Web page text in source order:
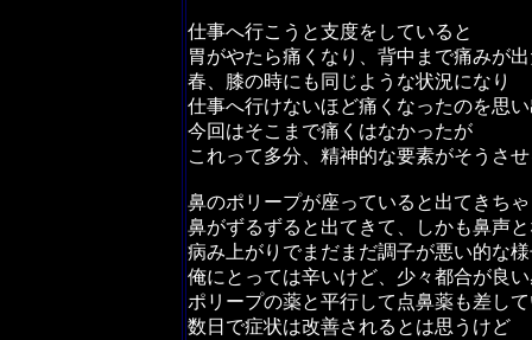
仕事へ行こうと支度をしていると
胃がやたら痛くなり、背中まで痛みが
春、膝の時にも同じような状況になり
仕事へ行けないほど痛くなったのを思
今回はそこまで痛くはなかったが
これって多分、精神的な要素がそうさ
鼻のポリープが座っていると出てきち
鼻がずるずると出てきて、しかも鼻声
病み上がりでまだまだ調子が悪い的な
俺にとっては辛いけど、少々都合が良
ポリープの薬と平行して点鼻薬も差し
数日で症状は改善されるとは思うけど